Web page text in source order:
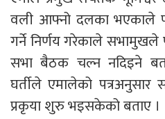
वली आफ्नो दलका भएकाले
गर्ने निर्णय गरेकाले सभामुखले
सभा बैठक चल्न नदिइने
घर्तीले एमालेको
प्रकृया शुरु भइसकेको बताए ।